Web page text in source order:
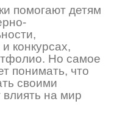
помогают детям
конкурсах,
Но самое
понимать, что
своими
влиять на мир